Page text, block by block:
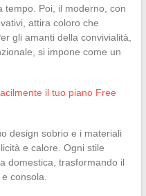
tempo. Poi, il moderno, con
attira coloro che
gli amanti della convivialità,
si impone come un
il tuo piano Free
design sobrio e i materiali
e calore. Ogni stile
domestica, trasformando il
consola.